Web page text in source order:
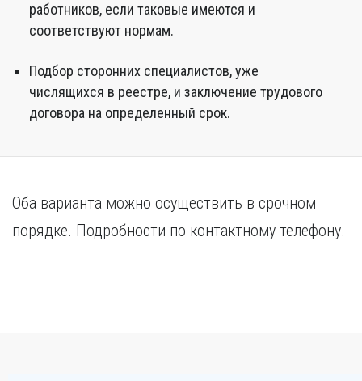
работников, если таковые имеются и
соответствуют нормам.
Подбор сторонних специалистов, уже
числящихся в реестре, и заключение трудового
договора на определенный срок.
Оба варианта можно осуществить в срочном
порядке. Подробности по контактному телефону.